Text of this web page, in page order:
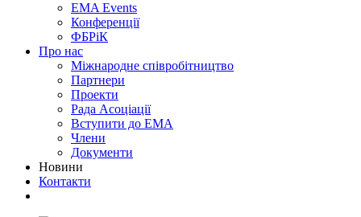
EMA Events
Конференції
ФБРіК
Про нас
Міжнародне співробітництво
Партнери
Проекти
Рада Асоціації
Вступити до ЕМА
Члени
Документи
Новини
Контакти